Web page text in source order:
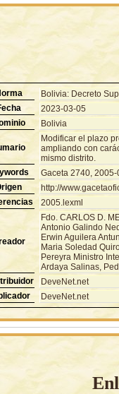
Bolivia: Decreto
2023-03-05
Bolivia
Modificar el plazo
ampliando con
mismo distrito.
Gaceta 2740,
http://
2005.lexml
Fdo. CARLOS D.
Antonio Galindo
Erwin Aguilera
Maria Soledad
Pereyra Ministro
Ardaya Salinas,
DeveNet.net
DeveNet.net